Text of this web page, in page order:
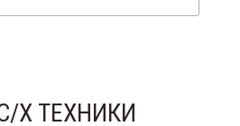
Х ТЕХНИКИ